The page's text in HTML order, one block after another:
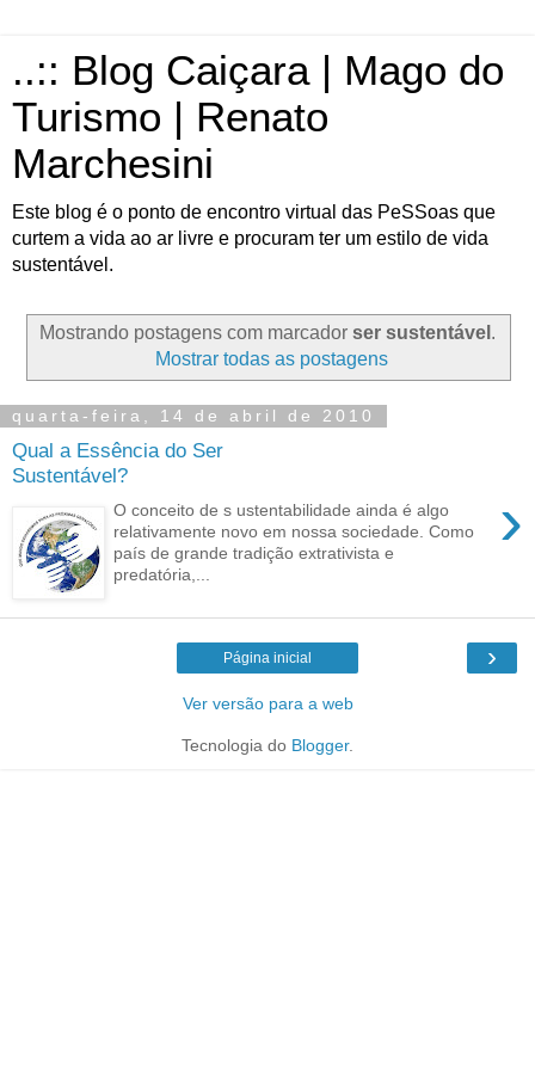
..:: Blog Caiçara | Mago do
Turismo | Renato
Marchesini
Este blog é o ponto de encontro virtual das PeSSoas que
curtem a vida ao ar livre e procuram ter um estilo de vida
sustentável.
Mostrando postagens com marcador ser sustentável .
Mostrar todas as postagens
quarta-feira, 14 de abril de 2010
Qual a Essência do Ser
Sustentável?
›
O conceito de s ustentabilidade ainda é algo
relativamente novo em nossa sociedade. Como
país de grande tradição extrativista e
predatória,...
›
Página inicial
Ver versão para a web
Tecnologia do Blogger.